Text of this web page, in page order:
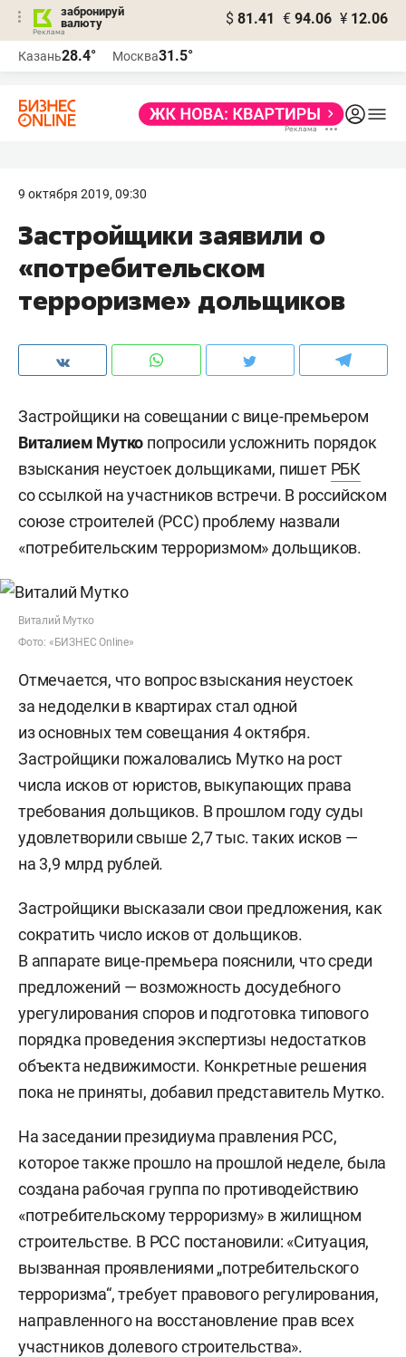
забронируй
валюту
$ 81.41 € 94.06 ¥ 12.06
Казань28.4° Москва31.5°
9 октября 2019, 09:30
Застройщики заявили о
«потребительском
терроризме» дольщиков
Застройщики на совещании с вице-премьером
Виталием Мутко попросили усложнить порядок
взыскания неустоек дольщиками, пишет РБК
со ссылкой на участников встречи. В российском
союзе строителей (РСС) проблему назвали
«потребительским терроризмом» дольщиков.
Виталий Мутко
Фото: «БИЗНЕС Online»
Отмечается, что вопрос взыскания неустоек
за недоделки в квартирах стал одной
из основных тем совещания 4 октября.
Застройщики пожаловались Мутко на рост
числа исков от юристов, выкупающих права
требования дольщиков. В прошлом году суды
удовлетворили свыше 2,7 тыс. таких исков —
на 3,9 млрд рублей.
Застройщики высказали свои предложения, как
сократить число исков от дольщиков.
В аппарате вице-премьера пояснили, что среди
предложений — возможность досудебного
урегулирования споров и подготовка типового
порядка проведения экспертизы недостатков
объекта недвижимости. Конкретные решения
пока не приняты, добавил представитель Мутко.
На заседании президиума правления РСС,
которое также прошло на прошлой неделе, была
создана рабочая группа по противодействию
«потребительскому терроризму» в жилищном
строительстве. В РСС постановили: «Ситуация,
вызванная проявлениями „потребительского
терроризма“, требует правового регулирования,
направленного на восстановление прав всех
участников долевого строительства».